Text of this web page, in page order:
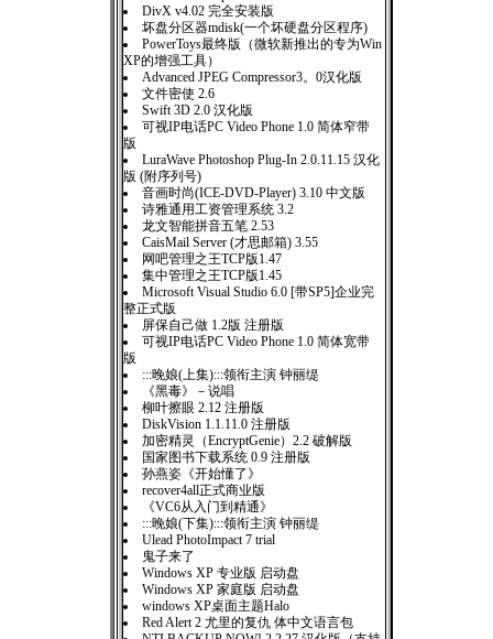
DivX v4.02 完全安装版
坏盘分区器mdisk(一个坏硬盘分区程序)
PowerToys最终版（微软新推出的专为Win
XP的增强工具）
Advanced JPEG Compressor3。0汉化版
文件密使 2.6
Swift 3D 2.0 汉化版
可视IP电话PC Video Phone 1.0 简体窄带
版
LuraWave Photoshop Plug-In 2.0.11.15 汉化
版 (附序列号)
音画时尚(ICE-DVD-Player) 3.10 中文版
诗雅通用工资管理系统 3.2
龙文智能拼音五笔 2.53
CaisMail Server (才思邮箱) 3.55
网吧管理之王TCP版1.47
集中管理之王TCP版1.45
Microsoft Visual Studio 6.0 [带SP5]企业完
整正式版
屏保自己做 1.2版 注册版
可视IP电话PC Video Phone 1.0 简体宽带
版
:::晚娘(上集):::领衔主演 钟丽缇
《黑毒》－说唱
柳叶擦眼 2.12 注册版
DiskVision 1.1.11.0 注册版
加密精灵（EncryptGenie）2.2 破解版
国家图书下载系统 0.9 注册版
孙燕姿《开始懂了》
recover4all正式商业版
《VC6从入门到精通》
:::晚娘(下集):::领衔主演 钟丽缇
Ulead PhotoImpact 7 trial
鬼子来了
Windows XP 专业版 启动盘
Windows XP 家庭版 启动盘
windows XP桌面主题Halo
Red Alert 2 尤里的复仇 体中文语言包